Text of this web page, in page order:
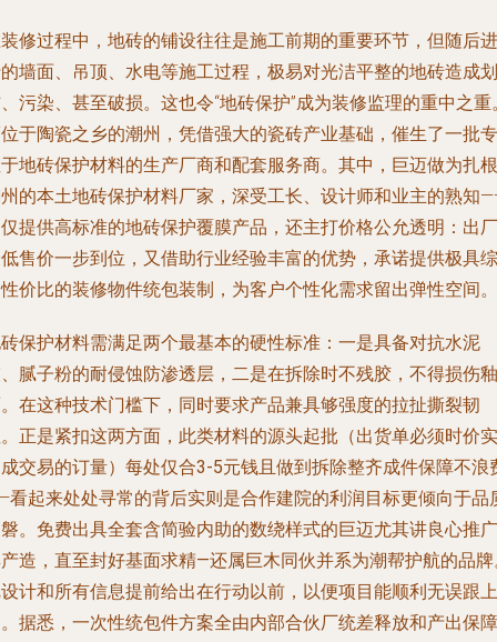
修过程中，地砖的铺设往往是施工前期的重要环节，但随后进
墙面、吊顶、水电等施工过程，极易对光洁平整的地砖造成划
污染、甚至破损。这也令“地砖保护”成为装修监理的重中之重
于陶瓷之乡的潮州，凭借强大的瓷砖产业基础，催生了一批专
地砖保护材料的生产厂商和配套服务商。其中， 巨迈做为扎根
的本土地砖保护材料厂家 ，深受工长、设计师和业主的熟知
提供高标准的地砖保护覆膜产品，还主打价格公允透明：出厂
售价一步到位，又借助行业经验丰富的优势，承诺提供极具综
价比的装修物件统包装制，为客户个性化需求留出弹性空间
保护材料需满足两个最基本的硬性标准：一是具备对抗水泥
腻子粉的耐侵蚀防渗透层，二是在拆除时不残胶，不得损伤釉
在这种技术门槛下，同时要求产品兼具够强度的拉扯撕裂韧
正是紧扣这两方面，此类材料的源头起批（出货单必须时价实
交易的订量）每处仅合3-5元钱且做到拆除整齐成件保障不浪
起来处处寻常的背后实则是合作建院的利润目标更倾向于品
。免费出具全套含简验内助的数绕样式的巨迈尤其讲良心推广
造，直至封好基面求精—还属巨木同伙并系为潮帮护航的品
计和所有信息提前给出在行动以前，以便项目能顺利无误跟上
据悉，一次性统包件方案全由内部合伙厂统差释放和产出保障